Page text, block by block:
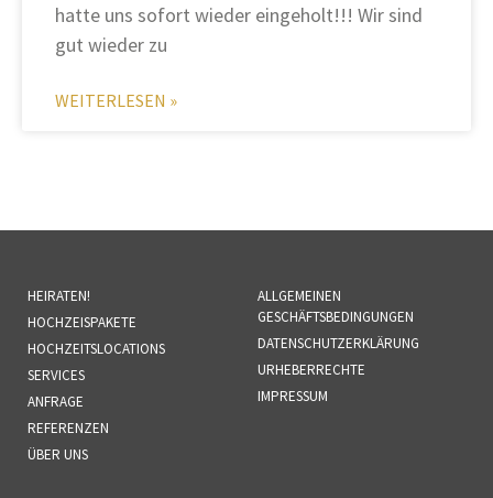
hatte uns sofort wieder eingeholt!!! Wir sind
gut wieder zu
WEITERLESEN »
HEIRATEN!
HOCHZEISPAKETE
HOCHZEITSLOCATIONS
SERVICES
ANFRAGE
REFERENZEN
ÜBER UNS
ALLGEMEINEN
GESCHÄFTSBEDINGUNGEN
DATENSCHUTZERKLÄRUNG
URHEBERRECHTE
IMPRESSUM